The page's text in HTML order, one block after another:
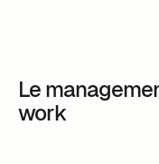
Le
work